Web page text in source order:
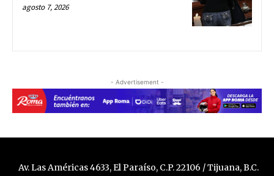
agosto 7, 2026
- Advertisement -
Av. Las Américas 4633, El Paraíso, C.P. 22106 / Tijuana, B.C.